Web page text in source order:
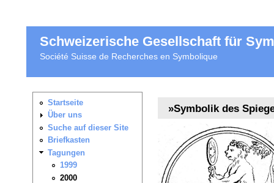
Schweizerische Gesellschaft für
Société Suisse de Recherches en Symbolique
»Symbolik des